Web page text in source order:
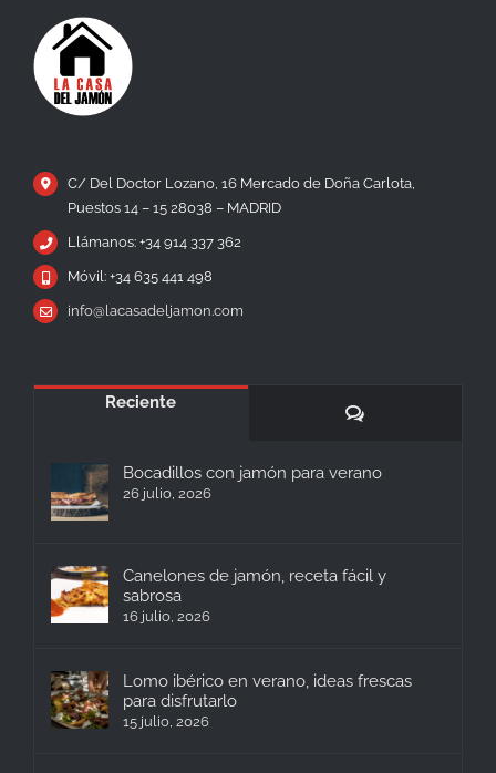
C/ Del Doctor Lozano, 16 Mercado de Doña Carlota,
Puestos 14 – 15 28038 – MADRID
Llámanos: +34 914 337 362
Móvil: +34 635 441 498
info@lacasadeljamon.com
Reciente
Comentarios
Bocadillos con jamón para verano
26 julio, 2026
Canelones de jamón, receta fácil y
sabrosa
16 julio, 2026
Lomo ibérico en verano, ideas frescas
para disfrutarlo
15 julio, 2026